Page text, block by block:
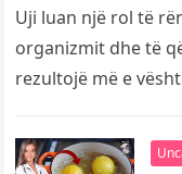
Uji luan një rol të
organizmit dhe të
rezultojë më e